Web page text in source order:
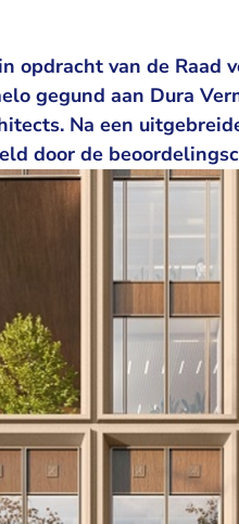
opdracht van de Raad
gegund aan Dura
Na een
door de